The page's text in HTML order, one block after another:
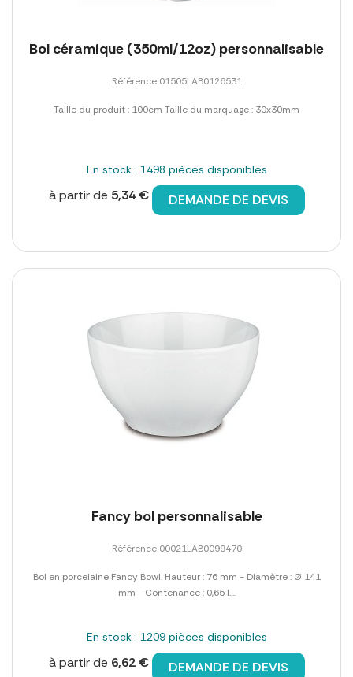
Bol céramique (350ml/12oz) personnalisable
Référence 01505LAB0126531
Taille du produit : 100cm Taille du marquage : 30x30mm
En stock : 1498 pièces disponibles
à partir de 5,34 € DEMANDE DE DEVIS
Fancy bol personnalisable
Référence 00021LAB0099470
Bol en porcelaine Fancy Bowl. Hauteur : 76 mm - Diamètre : Ø 141
mm - Contenance : 0,65 l....
En stock : 1209 pièces disponibles
à partir de 6,62 € DEMANDE DE DEVIS